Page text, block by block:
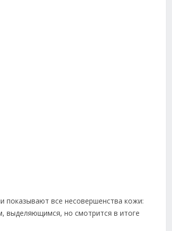
показывают все несовершенства кожи:
выделяющимся, но смотрится в итоге